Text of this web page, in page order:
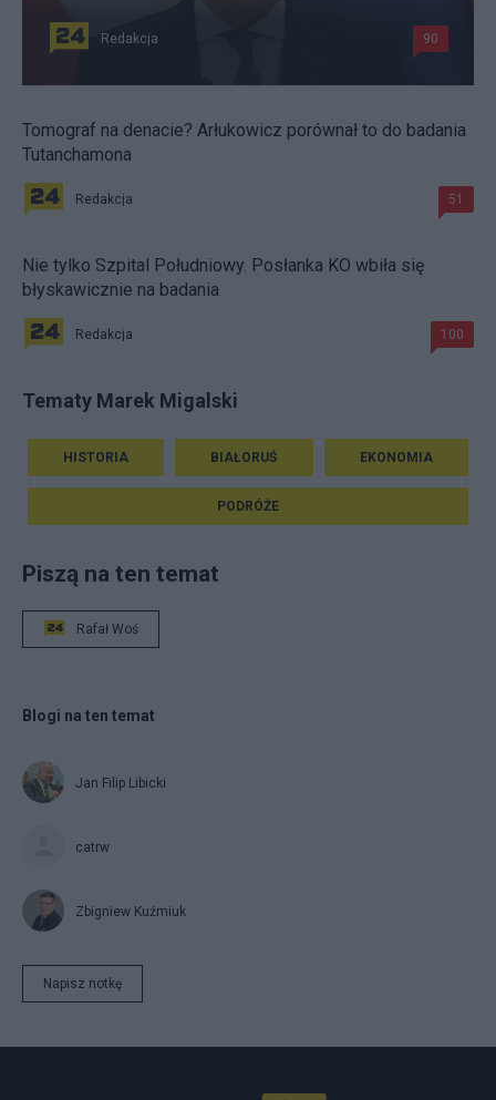
Redakcja 90
Tomograf na denacie? Arłukowicz porównał to do badania
Tutanchamona
Redakcja 51
Nie tylko Szpital Południowy. Posłanka KO wbiła się
błyskawicznie na badania
Redakcja 100
Tematy Marek Migalski
HISTORIA BIAŁORUŚ EKONOMIA
PODRÓŻE
Piszą na ten temat
Rafał Woś
Blogi na ten temat
Jan Filip Libicki
catrw
Zbigniew Kuźmiuk
Napisz notkę